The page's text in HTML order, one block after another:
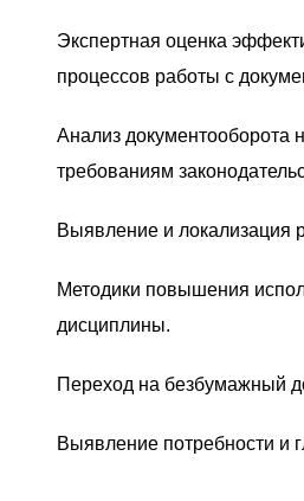
Экспертная оценка
процессов работы с
Анализ документооборота
требованиям
Выявление и локализация
Методики повышения
дисциплины.
Переход на безбумажный
Выявление потребности и